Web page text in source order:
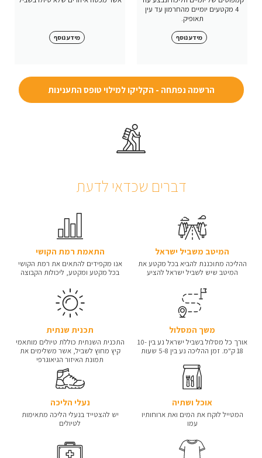
4 מקטעים יומיים מהחרמון עד עין
תאופיק.
מידע נוסף מידע נוסף
הרשמה נפתחה - הקליקו למילוי טופס התענינות
דברים שכדאי לדעת
המיטב משביל ישראל
ההליכה מתוכננת להביא בכל מקטע את
המיטב שיש לשביל ישראל להציע
התאמת רמת הקושי
אנו מקפידים להתאים את רמת הקושי
בכל מקטע ומקטע, ליכולות הקבוצה
משך המסלול
אורך כל מסלול בשביל ישראל נע בין 10-
18 ק"מ. זמן ההליכה נע בין 5-8 שעות
תכנית שנתית
התכנית השנתית כוללת טיולים מותאמי
קיץ מחוץ לשביל, אשר משלימים את
תמונת האיזור הגיאוגרפי
אוכל ושתיה
המטייל לוקח את המים ואת ארוחותיו
עמו
נעלי הליכה
יש להצטייד בנעלי הליכה מתאימות
לטיולים